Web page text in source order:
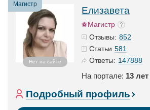
Магистр
Нет на сайте
Елизавета
Магистр
Отзывы: 852
Статьи 581
Ответы: 147888
На портале: 13
Подробный профиль